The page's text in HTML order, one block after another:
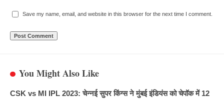
Save my name, email, and website in this browser for the next time I comment.
You Might Also Like
CSK vs MI IPL 2023: चेन्नई सुपर किंग्स ने मुंबई इंडियंस को चेपॉक में 12